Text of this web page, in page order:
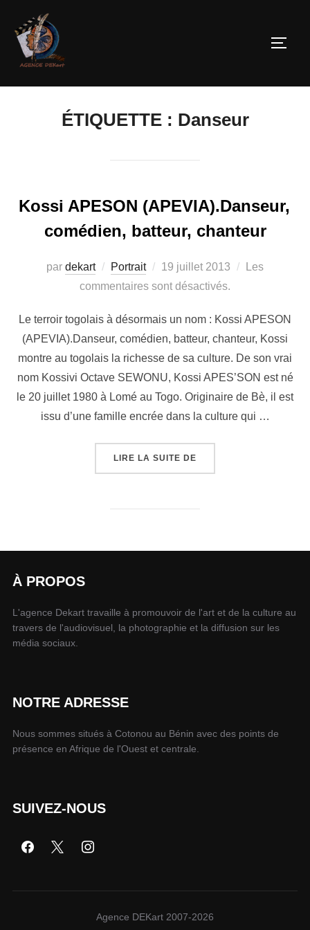
ÉTIQUETTE : Danseur
Kossi APESON (APEVIA).Danseur,
comédien, batteur, chanteur
par dekart Portrait 19 juillet 2013
Les
commentaires sont désactivés.
Le terroir togolais à désormais un nom : Kossi APESON
(APEVIA).Danseur, comédien, batteur, chanteur, Kossi
montre au togolais la richesse de sa culture. De son vrai
nom Kossivi Octave SEWONU, Kossi APES’SON est né
le 20 juillet 1980 à Lomé au Togo. Originaire de Bè, il est
issu d’une famille encrée dans la culture qui …
LIRE LA SUITE DE
À PROPOS
L'agence Dekart travaille à promouvoir de l'art et de la culture au
travers de l'audiovisuel, la photographie et la diffusion sur les
média sociaux.
NOTRE ADRESSE
Nous sommes situés à Cotonou au Bénin avec des points de
présence en Afrique de l'Ouest et centrale.
SUIVEZ-NOUS
Agence DEKart 2007-2026